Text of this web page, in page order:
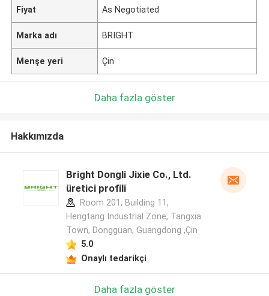
Fiyat As Negotiated
Marka adı BRIGHT
Menşe yeri Çin
Daha fazla göster
Hakkımızda
Bright Dongli Jixie Co., Ltd.
üretici profili
Room 201, Building 11,
Hengtang Industrial Zone, Tangxia
Town, Dongguan, Guangdong ,Çin
5.0
Onaylı tedarikçi
Daha fazla göster